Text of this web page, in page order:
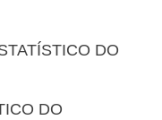
DO
DO